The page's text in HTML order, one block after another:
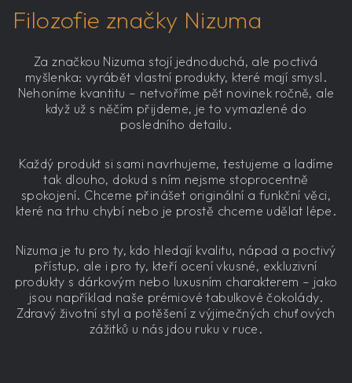
Filozofie značky Nizuma
Za značkou Nizuma stojí jednoduchá, ale poctivá
myšlenka: vyrábět vlastní produkty, které mají smysl.
Nehoníme kvantitu – netvoříme pět novinek ročně, ale
když už s něčím přijdeme, je to vymazlené do
posledního detailu.
Každý produkt si sami navrhujeme, testujeme a ladíme
tak dlouho, dokud s ním nejsme stoprocentně
spokojení. Chceme přinášet originální a funkční věci,
které na trhu chybí nebo je prostě chceme udělat lépe.
Nizuma je tu pro ty, kdo hledají kvalitu, nápad a poctivý
přístup, ale i pro ty, kteří ocení vkusné, exkluzivní
produkty s dárkovým nebo luxusním charakterem – jako
jsou například naše prémiové tabulkové čokolády.
Zdravý životní styl a potěšení z výjimečných chuťových
zážitků u nás jdou ruku v ruce.